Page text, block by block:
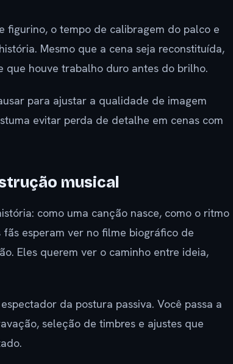
figurino, o tempo de calibragem do palco e
Mesmo que a cena seja reconstituída,
houve trabalho duro antes do brilho.
para ajustar a qualidade de imagem
evitar perda de detalhe em cenas com
musical
como uma canção nasce, como o ritmo
esperam ver no filme biográfico de
Eles querem ver o caminho entre ideia,
da postura passiva. Você passa a
seleção de timbres e ajustes que